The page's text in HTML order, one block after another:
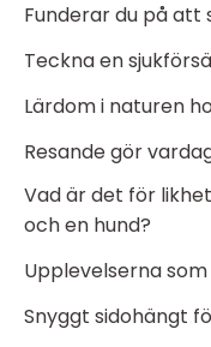
Funderar du på
Teckna en
Lärdom i naturen
Resande gör
Vad är det för
och en hund?
Upplevelserna
Snyggt sidohängt